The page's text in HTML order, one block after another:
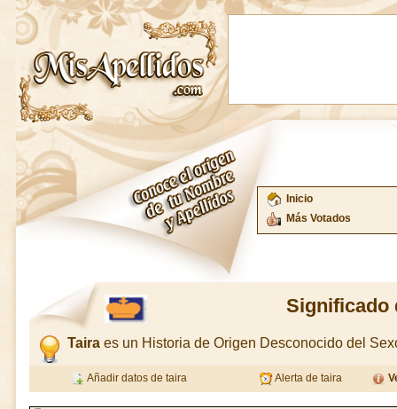
Inicio
Más Votados
Significado
Taira es un Historia de Origen Desconocido del
Añadir datos de taira Alerta de taira